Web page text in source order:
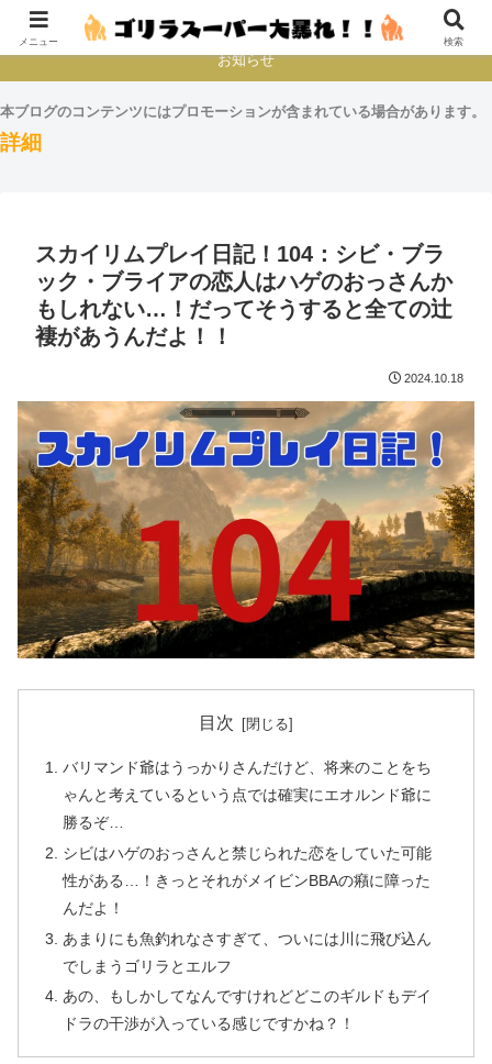
本とか映画とかゲームプレイとか
お知らせ
本ブログのコンテンツにはプロモーションが含まれている場合があります。
詳細
スカイリムプレイ日記！104：シビ・ブラ
ック・ブライアの恋人はハゲのおっさんか
もしれない…！だってそうすると全ての辻
褄があうんだよ！！
2024.10.18
目次
バリマンド爺はうっかりさんだけど、将来のことをち
ゃんと考えているという点では確実にエオルンド爺に
勝るぞ…
シビはハゲのおっさんと禁じられた恋をしていた可能
性がある…！きっとそれがメイビンBBAの癪に障った
んだよ！
あまりにも魚釣れなさすぎて、ついには川に飛び込ん
でしまうゴリラとエルフ
あの、もしかしてなんですけれどどこのギルドもデイ
ドラの干渉が入っている感じですかね？！
メニュー 検索